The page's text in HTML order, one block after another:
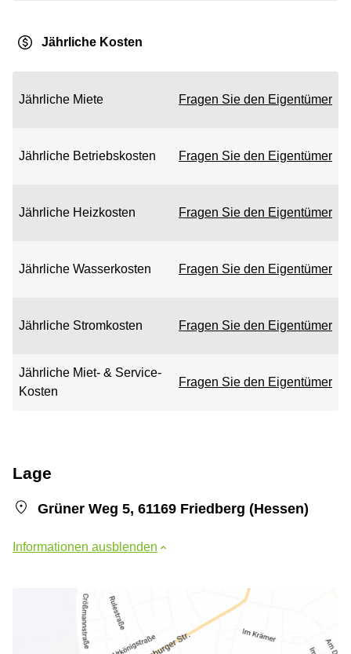
Jährliche Kosten
Jährliche Miete Fragen Sie den Eigentümer
Jährliche Betriebskosten Fragen Sie den Eigentümer
Jährliche Heizkosten Fragen Sie den Eigentümer
Jährliche Wasserkosten Fragen Sie den Eigentümer
Jährliche Stromkosten Fragen Sie den Eigentümer
Jährliche Miet- & Service-
Kosten
Fragen Sie den Eigentümer
Lage
Grüner Weg 5, 61169 Friedberg (Hessen)
Informationen ausblenden